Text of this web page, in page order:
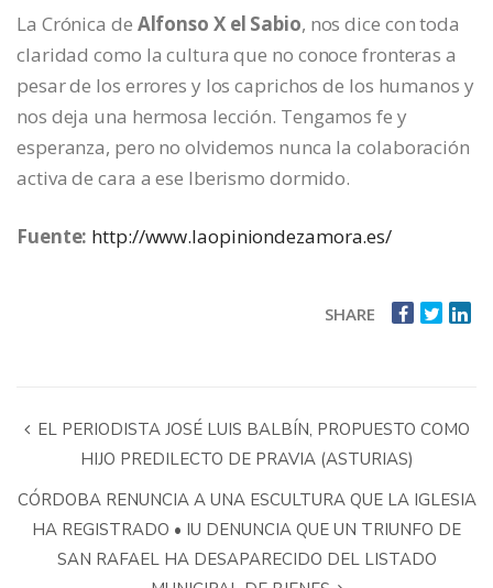
La Crónica de Alfonso X el Sabio, nos dice con toda
claridad como la cultura que no conoce fronteras a
pesar de los errores y los caprichos de los humanos y
nos deja una hermosa lección. Tengamos fe y
esperanza, pero no olvidemos nunca la colaboración
activa de cara a ese Iberismo dormido.
Fuente: http://www.laopiniondezamora.es/
SHARE
EL PERIODISTA JOSÉ LUIS BALBÍN, PROPUESTO COMO
HIJO PREDILECTO DE PRAVIA (ASTURIAS)
CÓRDOBA RENUNCIA A UNA ESCULTURA QUE LA IGLESIA
HA REGISTRADO • IU DENUNCIA QUE UN TRIUNFO DE
SAN RAFAEL HA DESAPARECIDO DEL LISTADO